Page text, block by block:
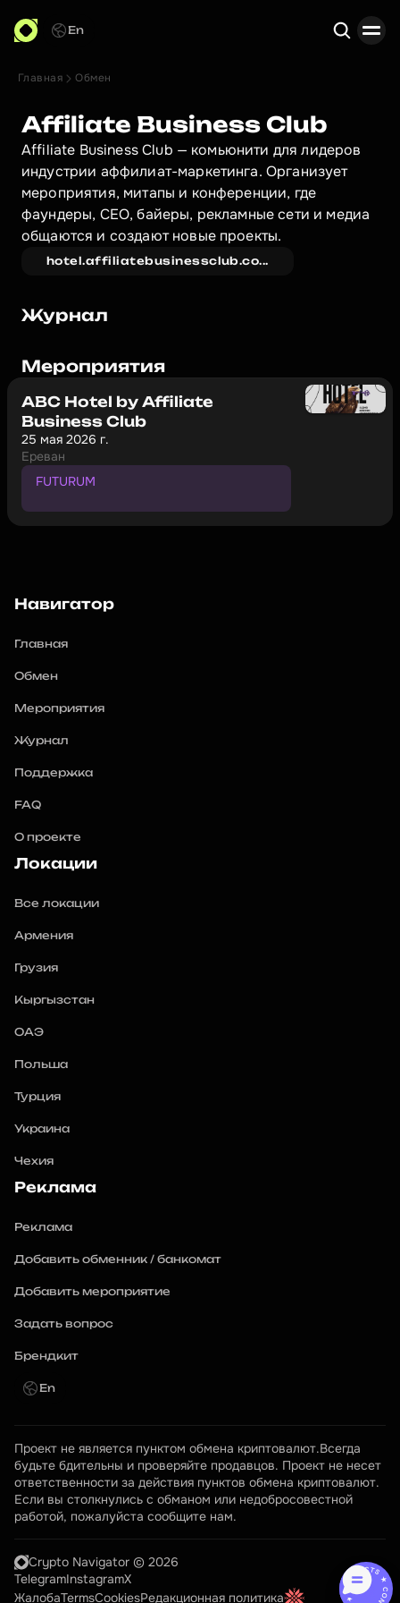
En
Главная Обмен
Affiliate Business Club
Affiliate Business Club — комьюнити для лидеров
индустрии аффилиат-маркетинга. Организует
мероприятия, митапы и конференции, где
фаундеры, CEO, байеры, рекламные сети и медиа
общаются и создают новые проекты.
hotel.affiliatebusinessclub.co...
Журнал
Мероприятия
ABC Hotel by Affiliate
Business Club
25 мая 2026 г.
Ереван
FUTURUM
Навигатор
Главная
Обмен
Мероприятия
Журнал
Поддержка
FAQ
О проекте
Локации
Все локации
Армения
Грузия
Кыргызстан
ОАЭ
Польша
Турция
Украина
Чехия
Реклама
Реклама
Добавить обменник / банкомат
Добавить мероприятие
Задать вопрос
Брендкит
En
Проект не является пунктом обмена криптовалют.Всегда
будьте бдительны и проверяйте продавцов. Проект не несет
ответственности за действия пунктов обмена криптовалют.
Если вы столкнулись с обманом или недобросовестной
работой, пожалуйста сообщите нам.
Crypto Navigator © 2026
TelegramInstagramX
ЖалобаTermsCookiesРедакционная политика CONTACTS ★ CONTACTS ★